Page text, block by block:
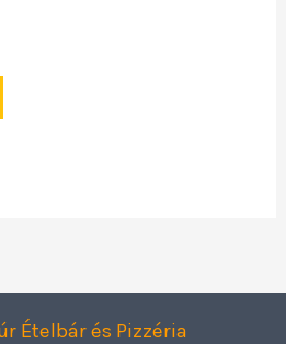
Ételbár és Pizzéria